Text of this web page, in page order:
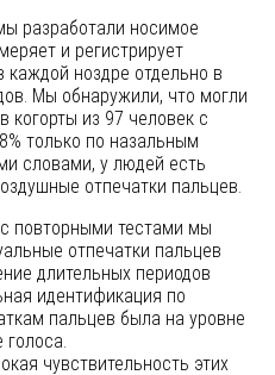
разработали носимое
и регистрирует
ноздре отдельно в
Мы обнаружили, что могли
когорты из 97 человек с
только по назальным
словами, у людей есть
отпечатки пальцев.
повторными тестами мы
отпечатки пальцев
длительных периодов
идентификация по
пальцев была на уровне
чувствительность этих